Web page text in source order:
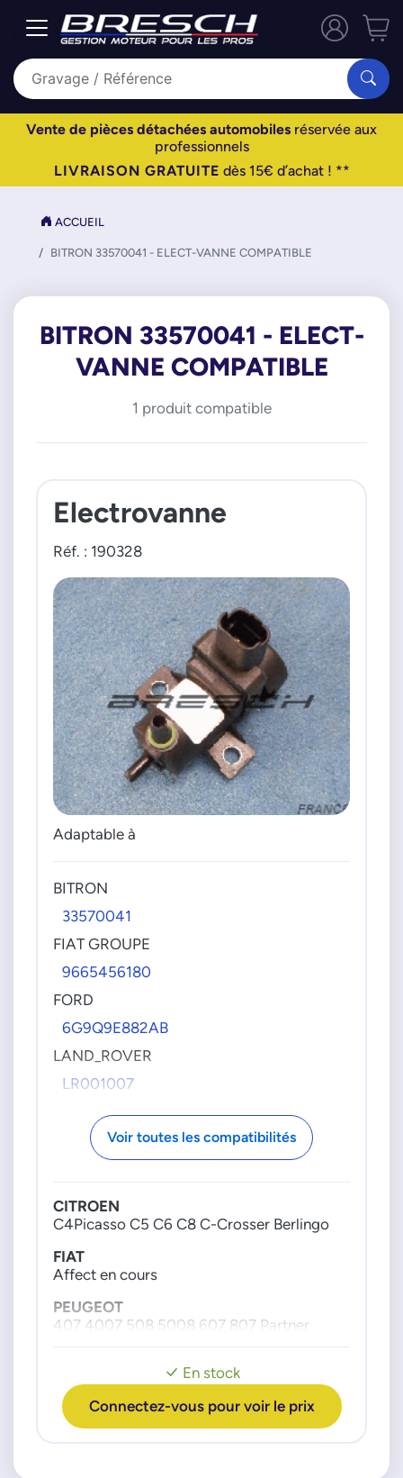
Vente de pièces détachées automobiles réservée aux
professionnels
LIVRAISON GRATUITE dès 15€ d’achat ! **
ACCUEIL
BITRON 33570041 - ELECT-VANNE COMPATIBLE
BITRON 33570041 - ELECT-
VANNE COMPATIBLE
1 produit compatible
Electrovanne
Réf. : 190328
Adaptable à
BITRON
33570041
FIAT GROUPE
9665456180
FORD
6G9Q9E882AB
LAND_ROVER
LR001007
PSA GROUPE
00001618JC
1618JC
1618T0
9665456180
Voir toutes les compatibilités
En stock
Connectez-vous pour voir le prix
CITROEN
C4Picasso C5 C6 C8 C-Crosser Berlingo
FIAT
Affect en cours
PEUGEOT
407 4007 508 5008 607 807 Partner